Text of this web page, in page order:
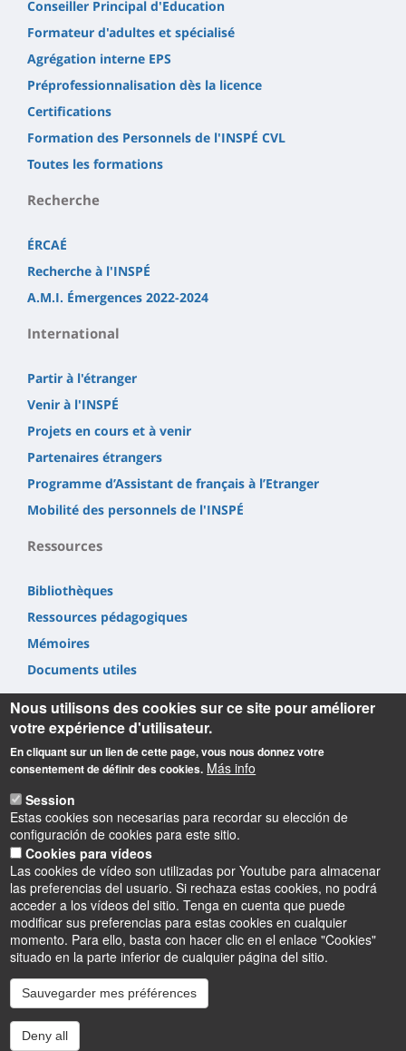
Conseiller Principal d'Education
Formateur d'adultes et spécialisé
Agrégation interne EPS
Préprofessionnalisation dès la licence
Certifications
Formation des Personnels de l'INSPÉ CVL
Toutes les formations
Recherche
ÉRCAÉ
Recherche à l'INSPÉ
A.M.I. Émergences 2022-2024
International
Partir à l'étranger
Venir à l'INSPÉ
Projets en cours et à venir
Partenaires étrangers
Programme d’Assistant de français à l’Etranger
Mobilité des personnels de l'INSPÉ
Ressources
Bibliothèques
Ressources pédagogiques
Mémoires
Documents utiles
INSPÉ Centre Val de Loire
72 Rue du Faubourg de Bourgogne
45000 Orléans
02 38 49 26 00
contact.inspe@univ-orleans.fr
InstagramLinkedInYoutube
Nous utilisons des cookies sur ce site pour améliorer
votre expérience d'utilisateur.
En cliquant sur un lien de cette page, vous nous donnez votre
consentement de définir des cookies. Más info
Session
Estas cookies son necesarias para recordar su elección de
configuración de cookies para este sitio.
Cookies para vídeos
Las cookies de vídeo son utilizadas por Youtube para almacenar
las preferencias del usuario. Si rechaza estas cookies, no podrá
acceder a los vídeos del sitio. Tenga en cuenta que puede
modificar sus preferencias para estas cookies en cualquier
momento. Para ello, basta con hacer clic en el enlace "Cookies"
situado en la parte inferior de cualquier página del sitio.
Sauvegarder mes préférences
Deny all